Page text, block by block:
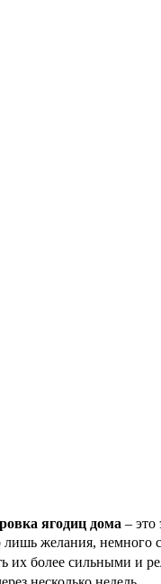
ягодиц дома – это
лишь желания,
их более сильными